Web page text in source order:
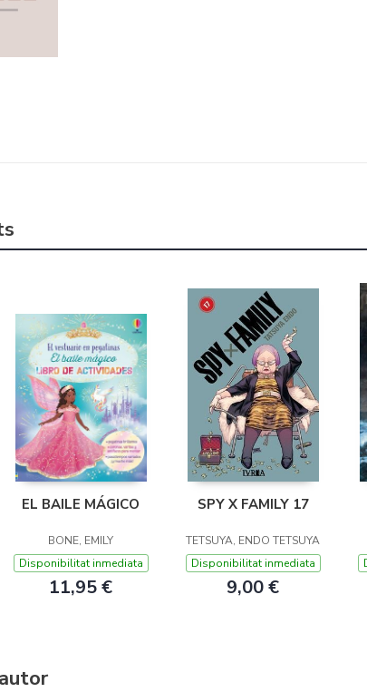
EL BAILE MÁGICO
BONE, EMILY
Disponibilitat inmediata
11,95 €
SPY X FAMILY 17
TETSUYA, ENDO TETSUYA
Disponibilitat inmediata
9,00 €